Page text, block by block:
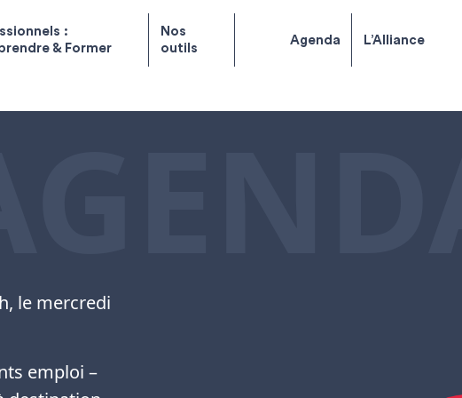
:
& Former
Nos
outils
Agenda L’Alliance
le mercredi
emploi –